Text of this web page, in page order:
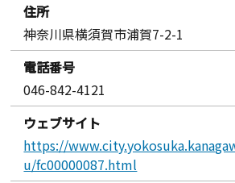
住所
神奈川県横須賀市浦賀7-2-1
電話番号
046-842-4121
ウェブサイト
https://
u/fc00000087.html